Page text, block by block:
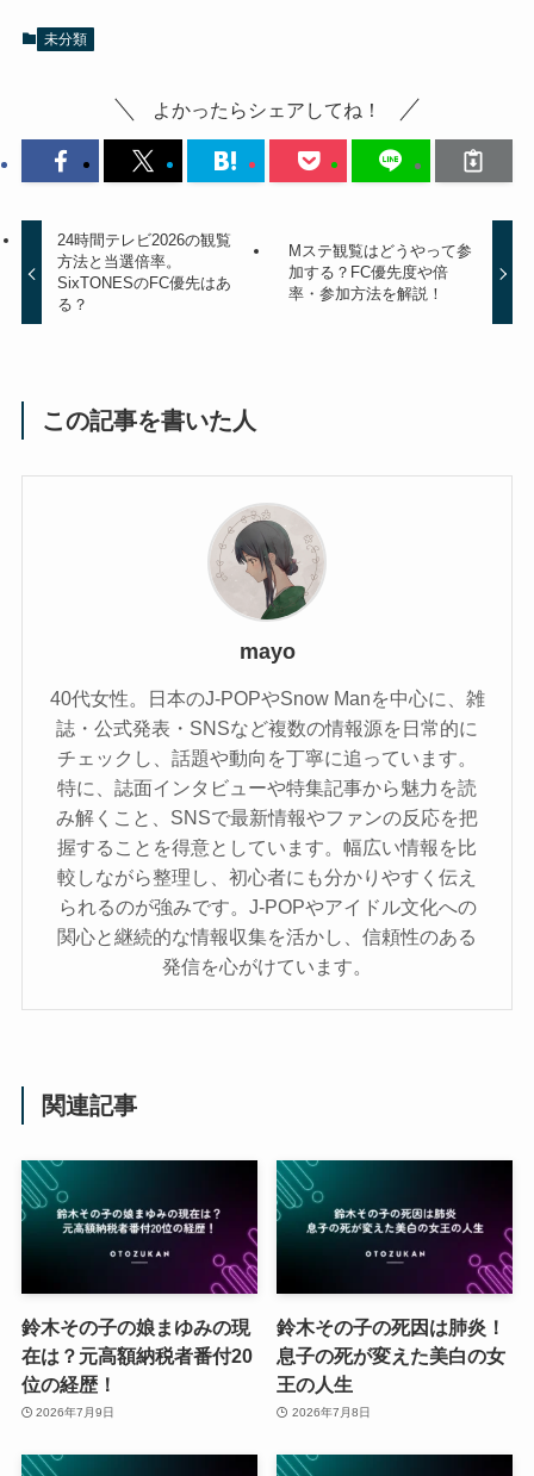
未分類
よかったらシェアしてね！
24時間テレビ2026の観覧
方法と当選倍率。
SixTONESのFC優先はあ
る？
Mステ観覧はどうやって参
加する？FC優先度や倍
率・参加方法を解説！
この記事を書いた人
mayo
40代女性。日本のJ-POPやSnow Manを中心に、雑
誌・公式発表・SNSなど複数の情報源を日常的に
チェックし、話題や動向を丁寧に追っています。
特に、誌面インタビューや特集記事から魅力を読
み解くこと、SNSで最新情報やファンの反応を把
握することを得意としています。幅広い情報を比
較しながら整理し、初心者にも分かりやすく伝え
られるのが強みです。J-POPやアイドル文化への
関心と継続的な情報収集を活かし、信頼性のある
発信を心がけています。
関連記事
鈴木その子の娘まゆみの現
在は？元高額納税者番付20
位の経歴！
2026年7月9日
鈴木その子の死因は肺炎！
息子の死が変えた美白の女
王の人生
2026年7月8日